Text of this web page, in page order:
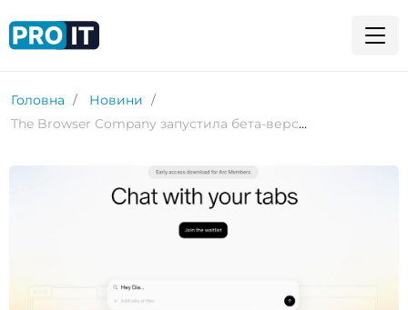
Головна
Новини
The Browser Company запустила бета-версію браузера Dia